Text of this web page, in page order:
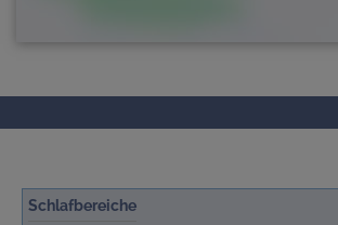
Schlafbereiche